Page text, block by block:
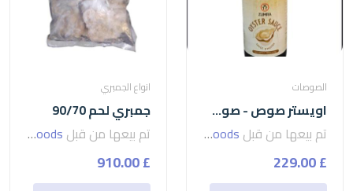
الصوصات
اويستر صوص - صوص المحار من شركة زمرا oyster
تم بيعها من قبل seven foods
£ 229.00
انواع الجمبري
جمبري لحم 90/70
تم بيعها من قبل seven foods
£ 910.00